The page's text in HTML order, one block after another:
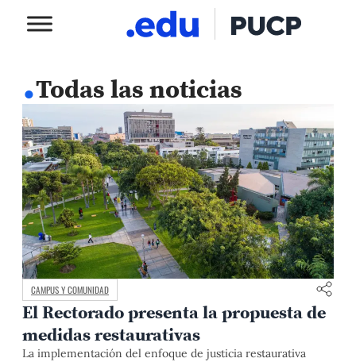
.Todas las noticias
CAMPUS Y COMUNIDAD
El Rectorado presenta la propuesta de
medidas restaurativas
La implementación del enfoque de justicia restaurativa